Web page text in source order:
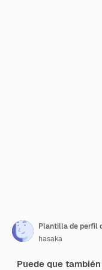
hasaka
Puede que